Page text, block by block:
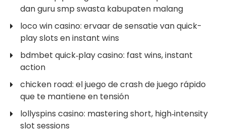
dan guru smp swasta kabupaten malang
loco win casino: ervaar de sensatie van quick-
play slots en instant wins
bdmbet quick‑play casino: fast wins, instant
action
chicken road: el juego de crash de juego rápido
que te mantiene en tensión
lollyspins casino: mastering short, high‑intensity
slot sessions